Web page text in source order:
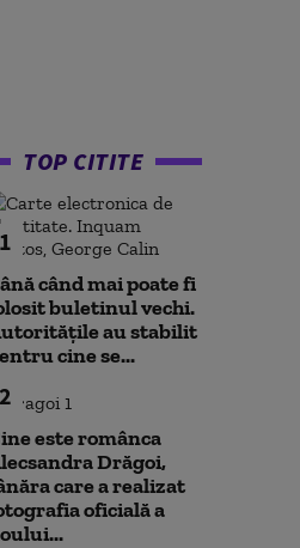
TOP CITITE
1
când mai poate fi
buletinul vechi.
au stabilit
cine se...
2
este românca
Drăgoi,
care a realizat
oficială a